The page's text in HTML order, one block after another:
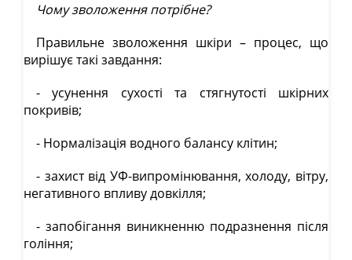
Чому зволоження потрібне?
Правильне зволоження шкіри – процес, що
вирішує такі завдання:
- усунення сухості та стягнутості шкірних
покривів;
- Нормалізація водного балансу клітин;
- захист від УФ-випромінювання, холоду, вітру,
негативного впливу довкілля;
- запобігання виникненню подразнення після
гоління;